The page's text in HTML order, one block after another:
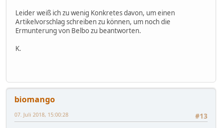
Leider weiß ich zu wenig Konkretes davon, um einen
Artikelvorschlag schreiben zu können, um noch die
Ermunterung von Belbo zu beantworten.
K.
biomango
#13
07. Juli 2018, 15:00:28